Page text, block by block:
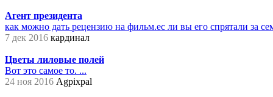
Агент президента
как можно дать рецензию на фильм.ес ли вы его спрятали за
7 дек 2016 кардинал
Цветы лиловые полей
Вот это самое то. ...
24 ноя 2016 Agpixpal